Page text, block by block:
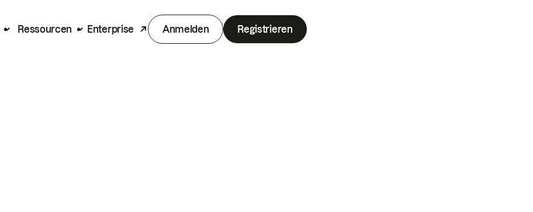
Ressourcen Enterprise Anmelden Registrieren